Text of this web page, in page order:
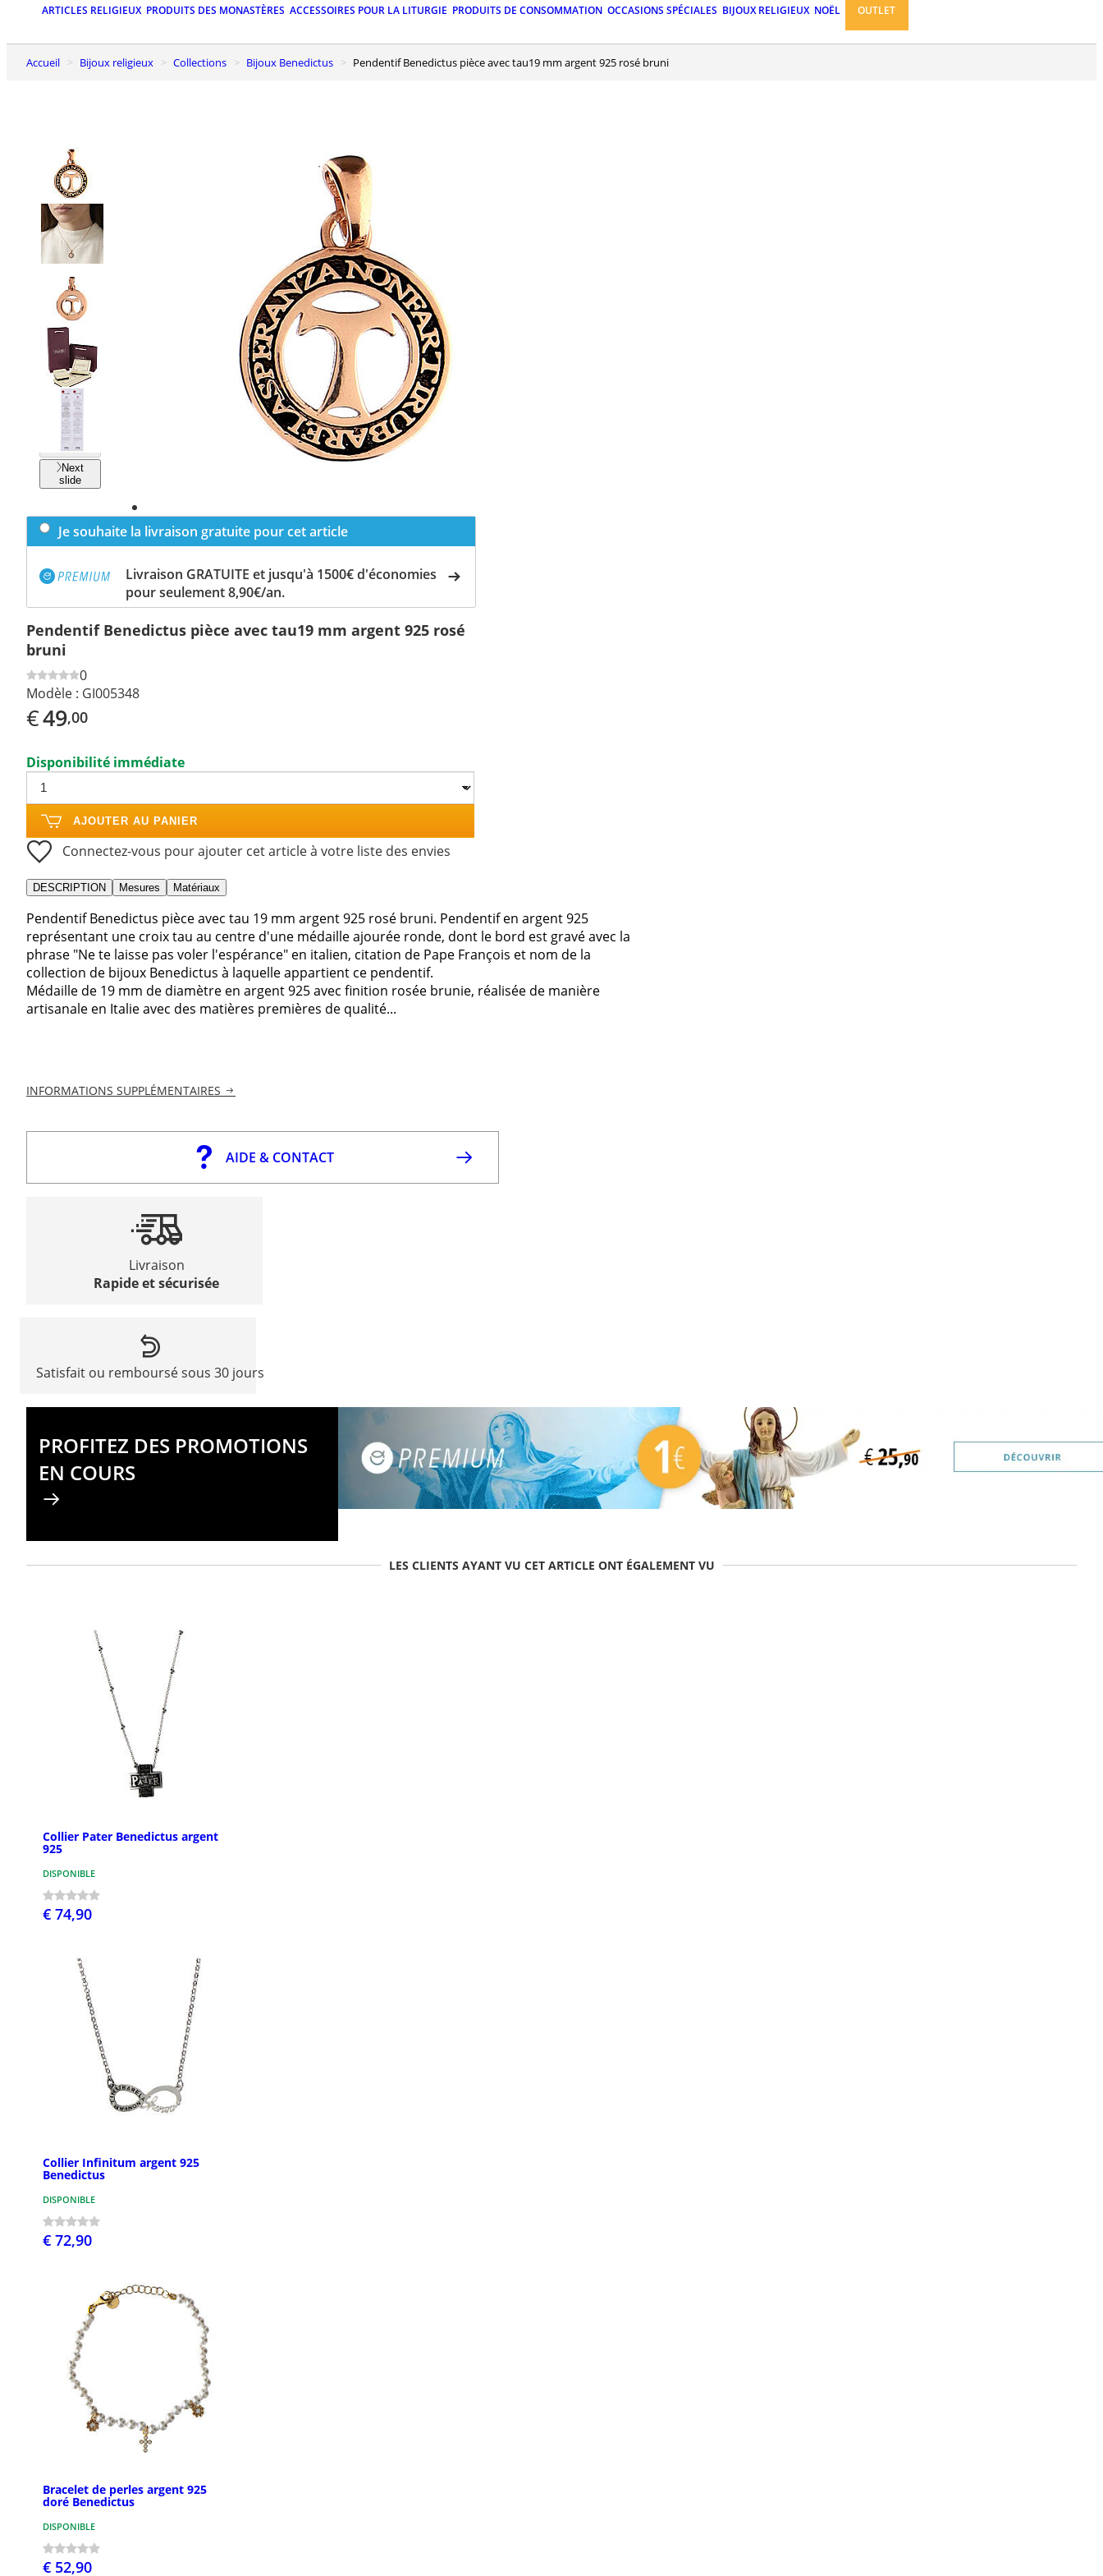
ARTICLES RELIGIEUX PRODUITS DES MONASTÈRES ACCESSOIRES POUR LA LITURGIE PRODUITS DE CONSOMMATION OCCASIONS SPÉCIALES BIJOUX RELIGIEUX NOËL OUTLET
Accueil Bijoux religieux Collections Bijoux Benedictus Pendentif Benedictus pièce avec tau19 mm argent 925 rosé bruni
Previous
slide
Next
slide
Je souhaite la livraison gratuite pour cet article
Livraison GRATUITE et jusqu'à 1500€ d'économies
pour seulement 8,90€/an.
Pendentif Benedictus pièce avec tau19 mm argent 925 rosé
bruni
0
Modèle : GI005348
€49,00
Disponibilité immédiate
AJOUTER AU PANIER
Connectez-vous pour ajouter cet article à votre liste des envies
DESCRIPTION Mesures Matériaux
Pendentif Benedictus pièce avec tau 19 mm argent 925 rosé bruni. Pendentif en argent 925
représentant une croix tau au centre d'une médaille ajourée ronde, dont le bord est gravé avec la
phrase "Ne te laisse pas voler l'espérance" en italien, citation de Pape François et nom de la
collection de bijoux Benedictus à laquelle appartient ce pendentif.
Médaille de 19 mm de diamètre en argent 925 avec finition rosée brunie, réalisée de manière
artisanale en Italie avec des matières premières de qualité...
INFORMATIONS SUPPLÉMENTAIRES
AIDE & CONTACT
Livraison
Rapide et sécurisée
Satisfait ou remboursé sous 30 jours
PROFITEZ DES PROMOTIONS
EN COURS
LES CLIENTS AYANT VU CET ARTICLE ONT ÉGALEMENT VU
Collier Pater Benedictus argent
925
DISPONIBLE
€ 74,90
Collier Infinitum argent 925
Benedictus
DISPONIBLE
€ 72,90
Bracelet de perles argent 925
doré Benedictus
DISPONIBLE
€ 52,90